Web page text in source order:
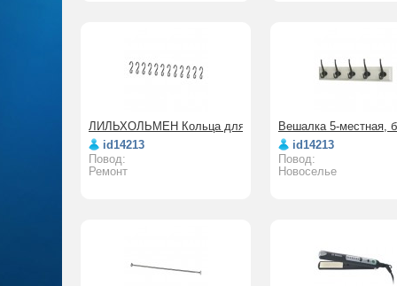
ЛИЛЬХОЛЬМЕН Кольца для шторы в ванную
id14213
Повод:
Ремонт
Вешалка 5-
id14213
Повод:
Новоселье